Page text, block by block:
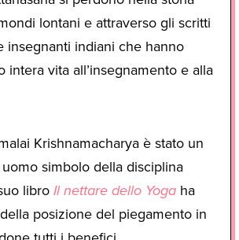
lontani e attraverso gli scritti
insegnanti indiani che hanno
intera vita all’insegnamento e alla
Krishnamacharya è stato un
simbolo della disciplina
libroIl nettare dello Yoga ha
posizione del piegamento in